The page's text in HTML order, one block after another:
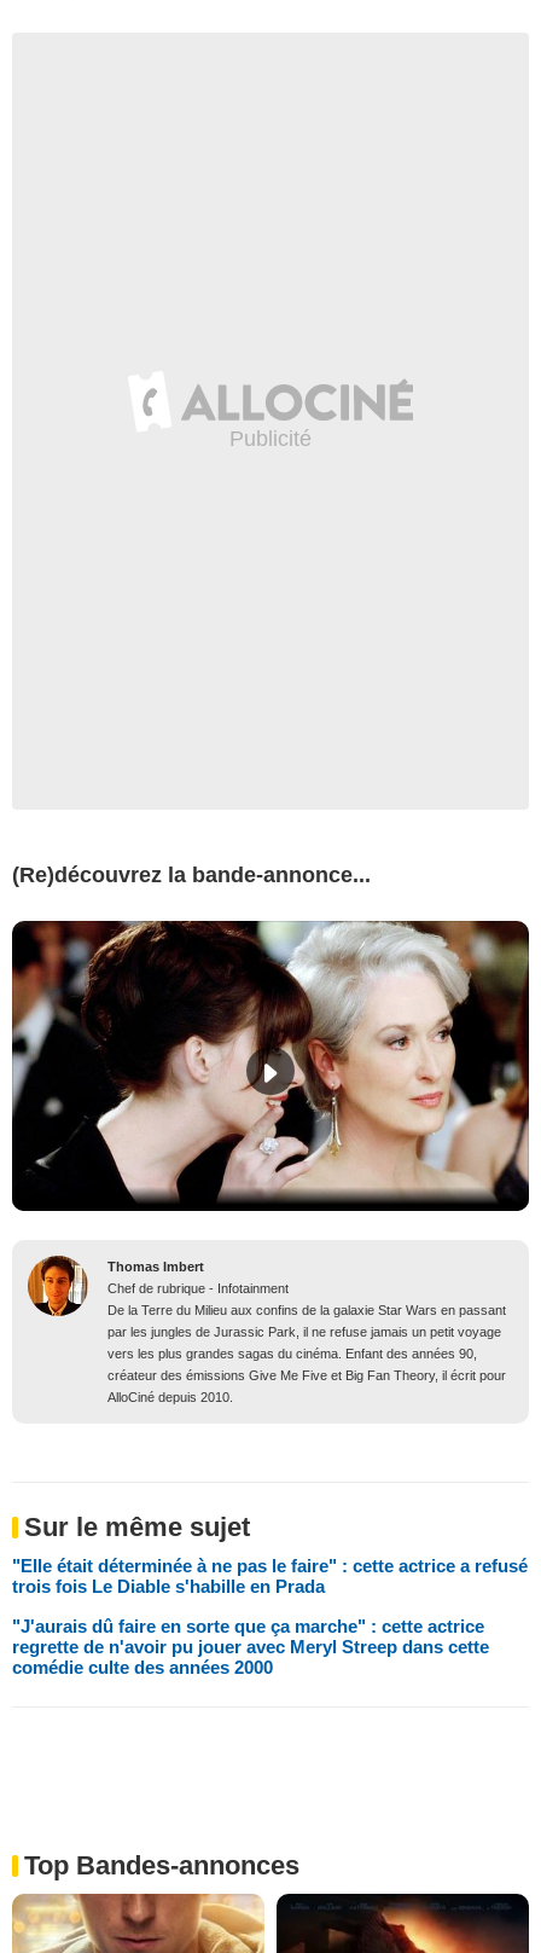
(Re)découvrez la bande-annonce...
Thomas Imbert
Chef de rubrique - Infotainment
De la Terre du Milieu aux confins de la galaxie Star Wars en passant
par les jungles de Jurassic Park, il ne refuse jamais un petit voyage
vers les plus grandes sagas du cinéma. Enfant des années 90,
créateur des émissions Give Me Five et Big Fan Theory, il écrit pour
AlloCiné depuis 2010.
Sur le même sujet
"Elle était déterminée à ne pas le faire" : cette actrice a refusé
trois fois Le Diable s'habille en Prada
"J'aurais dû faire en sorte que ça marche" : cette actrice
regrette de n'avoir pu jouer avec Meryl Streep dans cette
comédie culte des années 2000
Top Bandes-annonces